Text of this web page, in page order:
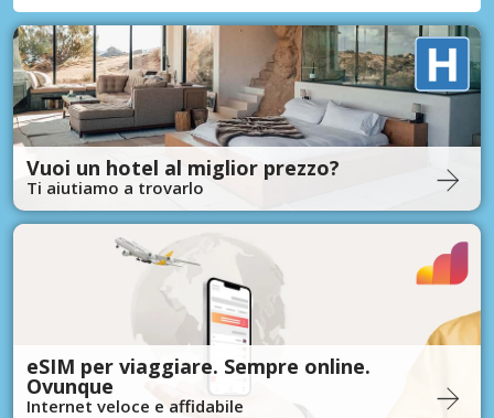
Vuoi un hotel al miglior prezzo?
Ti aiutiamo a trovarlo
eSIM per viaggiare. Sempre online.
Ovunque
Internet veloce e affidabile